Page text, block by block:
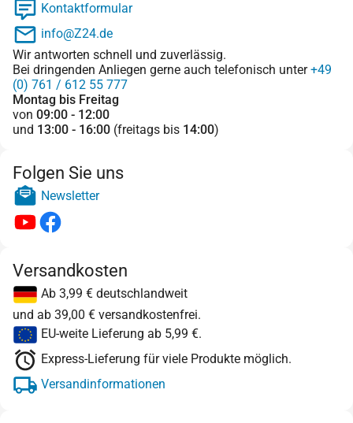
Kontaktformular
info@Z24.de
Wir antworten schnell und zuverlässig.
Bei dringenden Anliegen gerne auch telefonisch unter+49
(0) 761 / 612 55 777
Montag bis Freitag
von 09:00 - 12:00
und 13:00 - 16:00 (freitags bis 14:00)
Folgen Sie uns
Newsletter
Versandkosten
Ab 3,99 € deutschlandweit
und ab 39,00 € versandkostenfrei.
EU-weite Lieferung ab 5,99 €.
Express-Lieferung für viele Produkte möglich.
Versandinformationen